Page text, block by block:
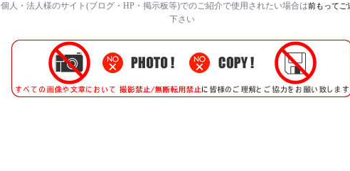
個人・法人様のサイト(ブログ・HP・掲示板等)でのご紹介で使用されたい場合は前もってご
下さい